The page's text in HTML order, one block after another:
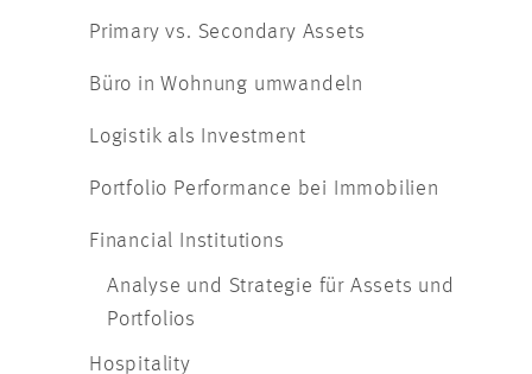
Primary vs. Secondary Assets
Büro in Wohnung umwandeln
Logistik als Investment
Portfolio Performance bei Immobilien
Financial Institutions
Analyse und Strategie für Assets und
Portfolios
Hospitality